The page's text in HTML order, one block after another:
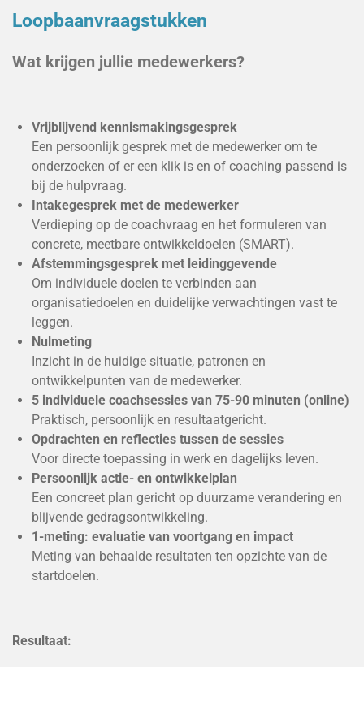
Loopbaanvraagstukken
Wat krijgen jullie medewerkers?
Vrijblijvend kennismakingsgesprek
Een persoonlijk gesprek met de medewerker om te
onderzoeken of er een klik is en of coaching passend is
bij de hulpvraag.
Intakegesprek met de medewerker
Verdieping op de coachvraag en het formuleren van
concrete, meetbare ontwikkeldoelen (SMART).
Afstemmingsgesprek met leidinggevende
Om individuele doelen te verbinden aan
organisatiedoelen en duidelijke verwachtingen vast te
leggen.
Nulmeting
Inzicht in de huidige situatie, patronen en
ontwikkelpunten van de medewerker.
5 individuele coachsessies van 75-90 minuten (online)
Praktisch, persoonlijk en resultaatgericht.
Opdrachten en reflecties tussen de sessies
Voor directe toepassing in werk en dagelijks leven.
Persoonlijk actie- en ontwikkelplan
Een concreet plan gericht op duurzame verandering en
blijvende gedragsontwikkeling.
1-meting: evaluatie van voortgang en impact
Meting van behaalde resultaten ten opzichte van de
startdoelen.
Resultaat: